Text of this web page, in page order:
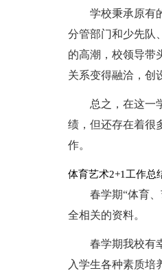
学校秉承原有
分管部门和少先队
的高潮，校领导带
关系变得融洽，创
总之，在这一
绩，但还存在着很
作。
体育艺术2+1工作总
春学期“体育
全相关的资料。
春学期我校有
入学生各种素质培